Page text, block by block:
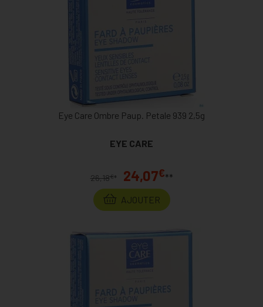
Eye Care Ombre Paup. Petale 939 2,5g
EYE CARE
26,18€ * 24,07€**
AJOUTER